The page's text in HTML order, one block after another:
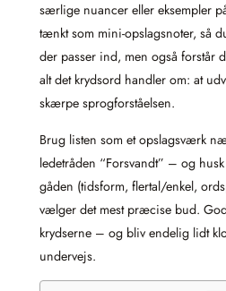
særlige nuancer eller eksempler
tænkt som mini-opslagsnoter, så
der passer ind, men også forstår
alt det krydsord handler om: at
skærpe sprogforståelsen.
Brug listen som et opslagsværk
ledetråden “Forsvandt” – og
gåden (tidsform, flertal/enkel,
vælger det mest præcise bud.
krydserne – og bliv endelig lidt
undervejs.